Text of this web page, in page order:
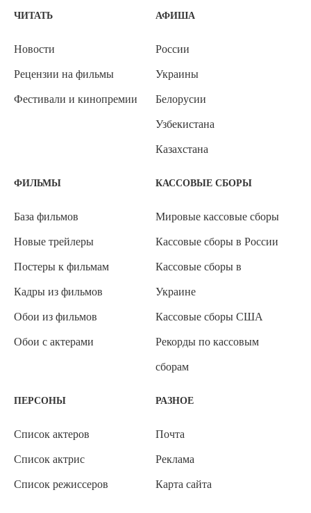
ЧИТАТЬ
Новости
Рецензии на фильмы
Фестивали и кинопремии
АФИША
России
Украины
Белорусии
Узбекистана
Казахстана
ФИЛЬМЫ
База фильмов
Новые трейлеры
Постеры к фильмам
Кадры из фильмов
Обои из фильмов
Обои с актерами
КАССОВЫЕ СБОРЫ
Мировые кассовые сборы
Кассовые сборы в России
Кассовые сборы в
Украине
Кассовые сборы США
Рекорды по кассовым
сборам
ПЕРСОНЫ
Список актеров
Список актрис
Список режиссеров
РАЗНОЕ
Почта
Реклама
Карта сайта